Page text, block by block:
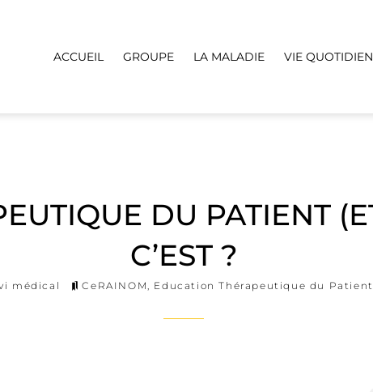
ACCUEIL GROUPE LA MALADIE VIE
DU PATIENT
C’EST ?
médical CeRAINOM, Education Thérapeutique du Patient